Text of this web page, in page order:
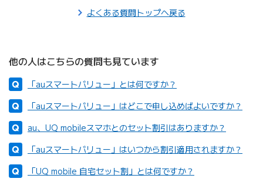
よくある質問トップへ戻る
他の人はこちらの質問も見ています
「auスマートバリュー」とは何ですか？
「auスマートバリュー」はどこで申し込めばよいですか？
au、UQ mobileスマホとのセット割引はありますか？
「auスマートバリュー」はいつから割引適用されますか？
「UQ mobile 自宅セット割」とは何ですか？